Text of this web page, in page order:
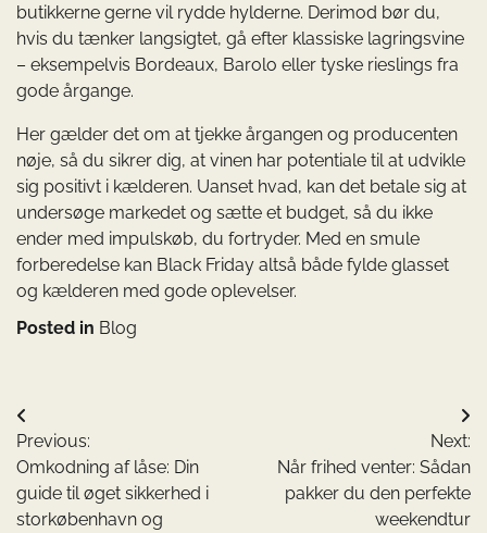
butikkerne gerne vil rydde hylderne. Derimod bør du,
hvis du tænker langsigtet, gå efter klassiske lagringsvine
– eksempelvis Bordeaux, Barolo eller tyske rieslings fra
gode årgange.
Her gælder det om at tjekke årgangen og producenten
nøje, så du sikrer dig, at vinen har potentiale til at udvikle
sig positivt i kælderen. Uanset hvad, kan det betale sig at
undersøge markedet og sætte et budget, så du ikke
ender med impulskøb, du fortryder. Med en smule
forberedelse kan Black Friday altså både fylde glasset
og kælderen med gode oplevelser.
Posted in Blog
Indlægsnavigation
Previous:
Omkodning af låse: Din
guide til øget sikkerhed i
storkøbenhavn og
Next:
Når frihed venter: Sådan
pakker du den perfekte
weekendtur